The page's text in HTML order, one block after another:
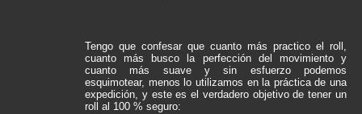
Tengo que confesar que cuanto más practico el roll,
cuanto más busco la perfección del movimiento y
cuanto más suave y sin esfuerzo podemos
esquimotear, menos lo utilizamos en la práctica de una
expedición, y este es el verdadero objetivo de tener un
roll al 100 % seguro: